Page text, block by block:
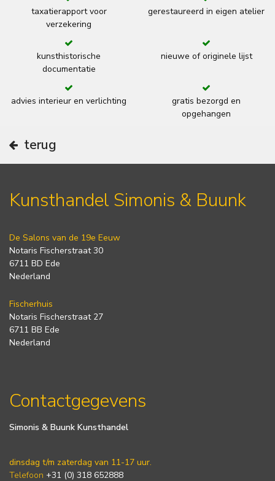
taxatierapport voor
verzekering
gerestaureerd in eigen atelier
kunsthistorische
documentatie
nieuwe of originele lijst
advies interieur en verlichting
gratis bezorgd en
opgehangen
terug
Kunsthandel Simonis & Buunk
De Salons van de 19e Eeuw
Notaris Fischerstraat 30
6711 BD Ede
Nederland
Fischerhuis
Notaris Fischerstraat 27
6711 BB Ede
Nederland
Contactgegevens
Simonis & Buunk Kunsthandel
dinsdag t/m zaterdag van 11-17 uur.
Telefoon +31 (0) 318 652888